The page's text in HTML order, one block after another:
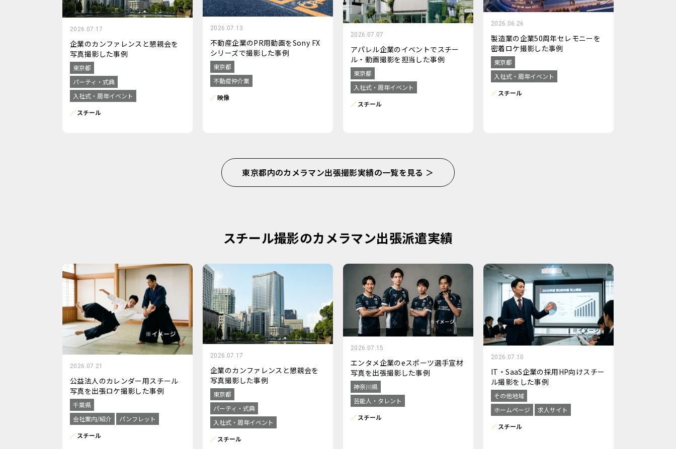
2026.07.17
企業のカンファレンスと懇親会を
写真撮影した事例
東京都
パーティ・式典
入社式・周年イベント
スチール
2026.07.13
不動産企業のPR用動画をSony FX
シリーズで撮影した事例
東京都
不動産仲介業
映像
2026.07.07
アパレル企業のイベントでスチー
ル・動画撮影を担当した事例
東京都
入社式・周年イベント
スチール
2026.06.26
製造業の企業50周年セレモニーを
密着ロケ撮影した事例
東京都
入社式・周年イベント
スチール
東京都内のカメラマン出張撮影実績の一覧を見る ＞
スチール撮影のカメラマン出張派遣実績
2026.07.21
公益法人のカレンダー用スチール
写真を出張ロケ撮影した事例
千葉県
会社案内/紹介
パンフレット
スチール
2026.07.17
企業のカンファレンスと懇親会を
写真撮影した事例
東京都
パーティ・式典
入社式・周年イベント
スチール
2026.07.15
エンタメ企業のeスポーツ選手宣材
写真を出張撮影した事例
神奈川県
芸能人・タレント
スチール
2026.07.10
IT・SaaS企業の採用HP向けスチー
ル撮影をした事例
その他地域
ホームページ
求人サイト
スチール